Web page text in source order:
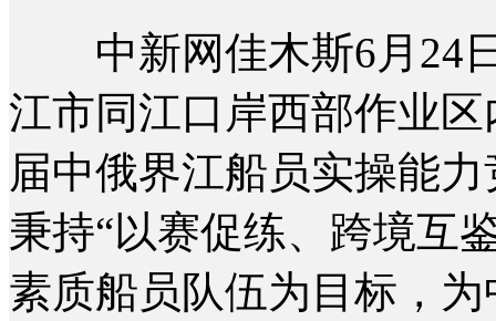
中新网佳木斯6月24日
江市同江口岸西部作业
届中俄界江船员实操能
秉持“以赛促练、跨境互
素质船员队伍为目标，